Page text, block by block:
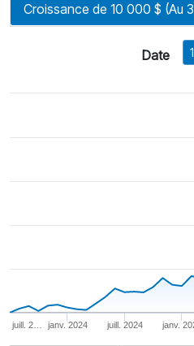
Croissance de 10 000 $ (Au
Date
janv.
juill. 2… janv. 2024 juill. 2024